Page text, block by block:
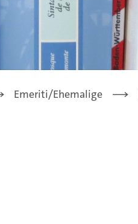
Emeriti/Ehemalige